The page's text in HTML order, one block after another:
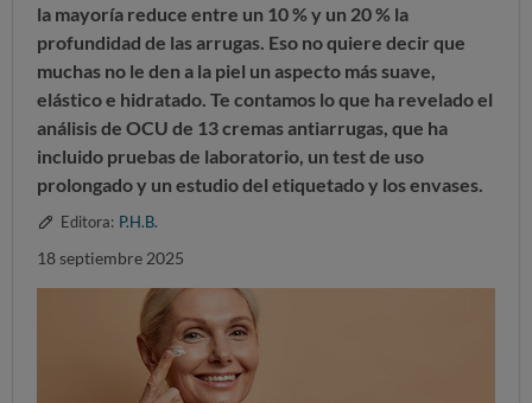
la mayoría reduce entre un 10 % y un 20 % la
profundidad de las arrugas. Eso no quiere decir que
muchas no le den a la piel un aspecto más suave,
elástico e hidratado. Te contamos lo que ha revelado el
análisis de OCU de 13 cremas antiarrugas, que ha
incluido pruebas de laboratorio, un test de uso
prolongado y un estudio del etiquetado y los envases.
Editora: P.H.B.
18 septiembre 2025